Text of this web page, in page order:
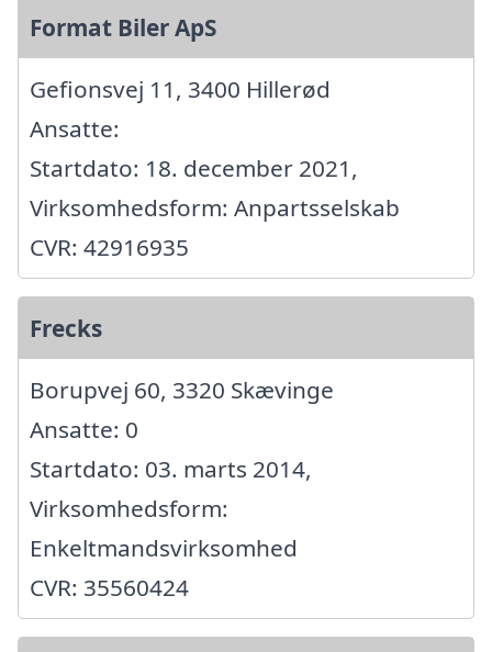
Format Biler ApS
Gefionsvej 11, 3400 Hillerød
Ansatte:
Startdato: 18. december 2021,
Virksomhedsform: Anpartsselskab
CVR: 42916935
Frecks
Borupvej 60, 3320 Skævinge
Ansatte: 0
Startdato: 03. marts 2014,
Virksomhedsform:
Enkeltmandsvirksomhed
CVR: 35560424